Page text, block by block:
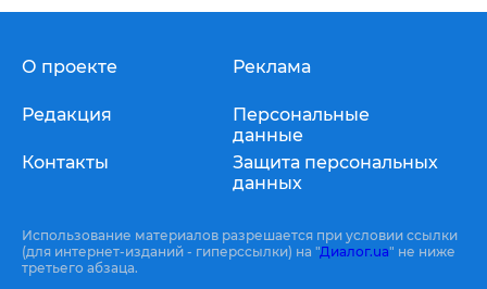
О проекте
Редакция
Контакты
Реклама
Персональные
данные
Защита персональных
данных
Использование материалов разрешается при условии ссылки
(для интернет-изданий - гиперссылки) на "Диалог.ua" не ниже
третьего абзаца.